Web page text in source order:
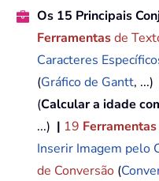
Os 15 Principais
Ferramentasde
Caracteres
(Gráfico de Gantt, ...)
(Calcular a idade
...) | 19 Ferramentas
Inserir Imagem pelo
de Conversão (